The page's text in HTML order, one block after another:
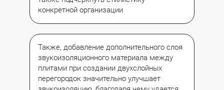
конкретной организации
Также, добавление дополнительного слоя
звукоизоляционного материала между
плитами при создании двухслойных
перегородок значительно улучшает